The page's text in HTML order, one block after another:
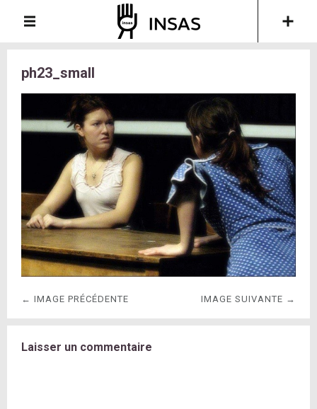
ph23_small
← IMAGE PRÉCÉDENTE IMAGE SUIVANTE →
Laisser un commentaire